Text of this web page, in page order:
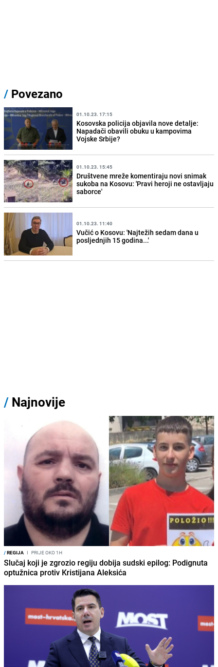
/ Povezano
01.10.23. 17:15
Kosovska policija objavila nove detalje:
Napadači obavili obuku u kampovima
Vojske Srbije?
01.10.23. 15:45
Društvene mreže komentiraju novi snimak
sukoba na Kosovu: 'Pravi heroji ne ostavljaju
saborce'
01.10.23. 11:40
Vučić o Kosovu: 'Najtežih sedam dana u
posljednjih 15 godina...'
/ Najnovije
/REGIJA I PRIJE OKO 1H
Slučaj koji je zgrozio regiju dobija sudski epilog: Podignuta
optužnica protiv Kristijana Aleksića